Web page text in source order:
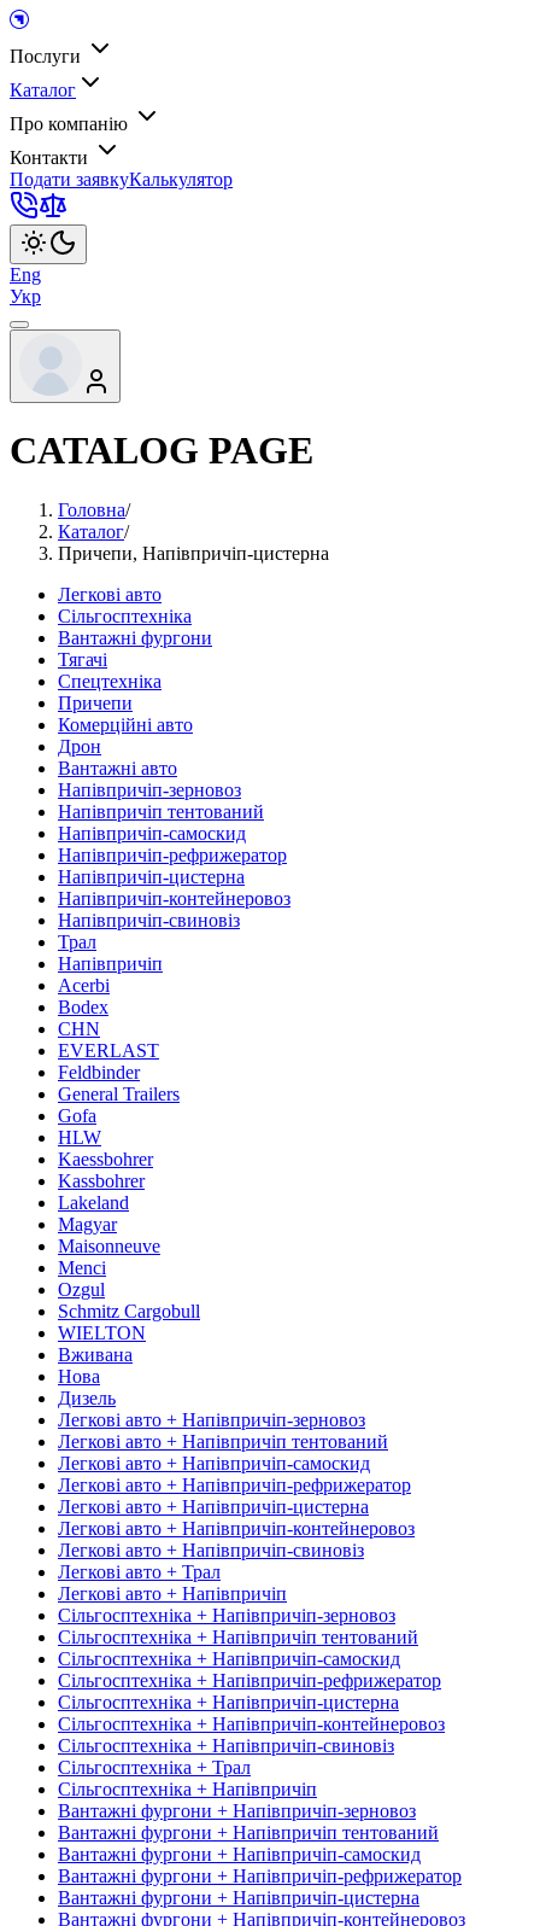
Послуги
Каталог
Про компанію
Контакти
Подати заявкуКалькулятор
Eng
Укр
CATALOG PAGE
Головна/
Каталог/
Причепи, Напівпричіп-цистерна
Легкові авто
Сільгосптехніка
Вантажні фургони
Тягачі
Спецтехніка
Причепи
Комерційні авто
Дрон
Вантажні авто
Напівпричіп-зерновоз
Напівпричіп тентований
Напівпричіп-самоскид
Напівпричіп-рефрижератор
Напівпричіп-цистерна
Напівпричіп-контейнеровоз
Напівпричіп-свиновіз
Трал
Напівпричіп
Acerbi
Bodex
CHN
EVERLAST
Feldbinder
General Trailers
Gofa
HLW
Kaessbohrer
Kassbohrer
Lakeland
Magyar
Maisonneuve
Menci
Ozgul
Schmitz Cargobull
WIELTON
Вживана
Нова
Дизель
Легкові авто + Напівпричіп-зерновоз
Легкові авто + Напівпричіп тентований
Легкові авто + Напівпричіп-самоскид
Легкові авто + Напівпричіп-рефрижератор
Легкові авто + Напівпричіп-цистерна
Легкові авто + Напівпричіп-контейнеровоз
Легкові авто + Напівпричіп-свиновіз
Легкові авто + Трал
Легкові авто + Напівпричіп
Сільгосптехніка + Напівпричіп-зерновоз
Сільгосптехніка + Напівпричіп тентований
Сільгосптехніка + Напівпричіп-самоскид
Сільгосптехніка + Напівпричіп-рефрижератор
Сільгосптехніка + Напівпричіп-цистерна
Сільгосптехніка + Напівпричіп-контейнеровоз
Сільгосптехніка + Напівпричіп-свиновіз
Сільгосптехніка + Трал
Сільгосптехніка + Напівпричіп
Вантажні фургони + Напівпричіп-зерновоз
Вантажні фургони + Напівпричіп тентований
Вантажні фургони + Напівпричіп-самоскид
Вантажні фургони + Напівпричіп-рефрижератор
Вантажні фургони + Напівпричіп-цистерна
Вантажні фургони + Напівпричіп-контейнеровоз